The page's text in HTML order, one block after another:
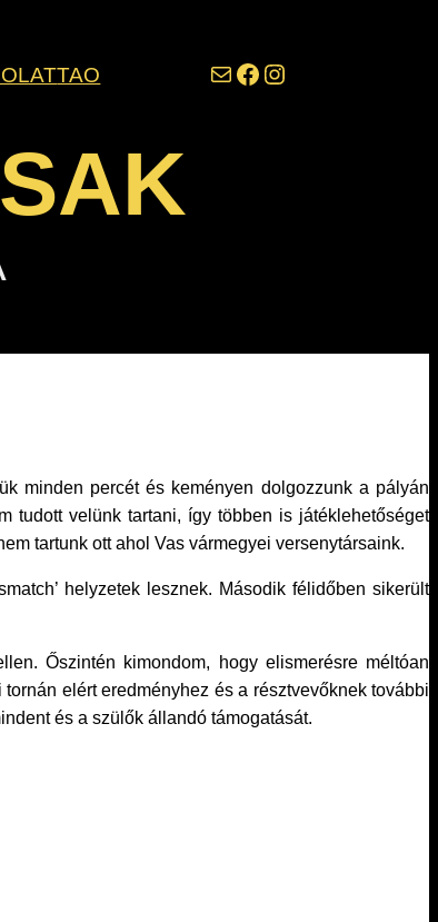
TAO darazsak@darazsak.hu @kobanyaidarazsak @darazsak
minden percét és keményen dolgozzunk a pályán
tudott velünk tartani, így többen is játéklehetőséget
tartunk ott ahol Vas vármegyei versenytársaink.
helyzetek lesznek. Második félidőben sikerült
Őszintén kimondom, hogy elismerésre méltóan
elért eredményhez és a résztvevőknek további
és a szülők állandó támogatását.